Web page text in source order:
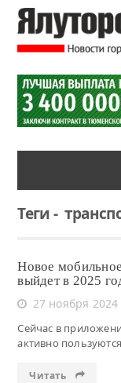
Теги-
Новое
выйдет в 2025
27 ноября 2024
Сейчас в
активно
Читать